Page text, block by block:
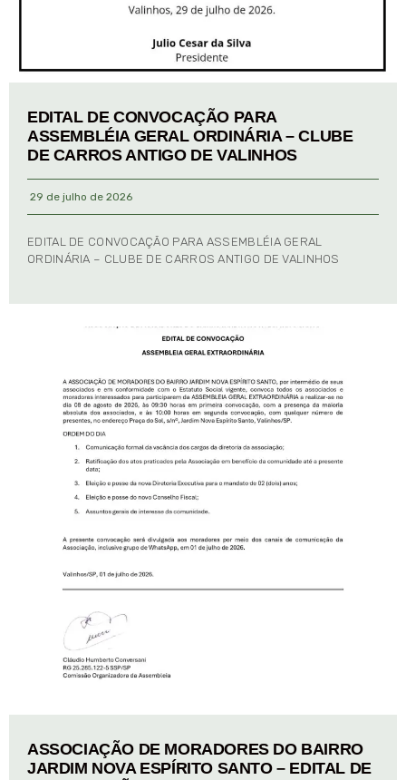
EDITAL DE CONVOCAÇÃO PARA
ASSEMBLÉIA GERAL ORDINÁRIA – CLUBE
DE CARROS ANTIGO DE VALINHOS
29 de julho de 2026
EDITAL DE CONVOCAÇÃO PARA ASSEMBLÉIA GERAL
ORDINÁRIA – CLUBE DE CARROS ANTIGO DE VALINHOS
ASSOCIAÇÃO DE MORADORES DO BAIRRO
JARDIM NOVA ESPÍRITO SANTO – EDITAL DE